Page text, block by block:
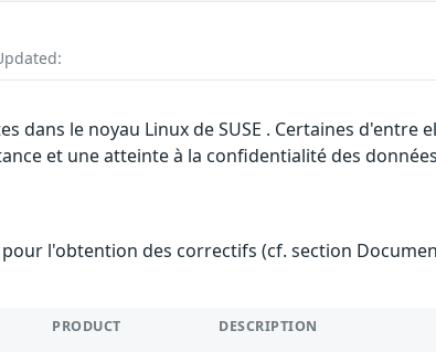
dans le noyau Linux de SUSE . Certaines
et une atteinte à la confidentialité des
l'obtention des correctifs (cf. section
PRODUCT DESCRIPTION